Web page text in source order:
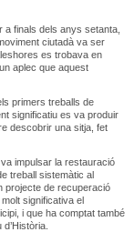
a finals dels anys setanta,
ciutadà va ser
es trobava en
aplec que aquest
primers treballs de
significatiu es va produir
descobrir una sitja, fet
impulsar la restauració
treball sistemàtic al
projecte de recuperació
significativa el
i que ha comptat també